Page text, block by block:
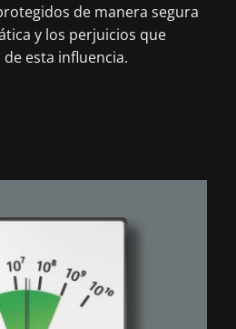
de manera segura
y los perjuicios que
esta influencia.